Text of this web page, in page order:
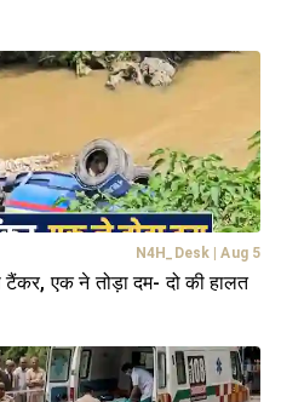
N4H_Desk Aug 5
टैंकर, एक ने तोड़ा दम- दो की हालत